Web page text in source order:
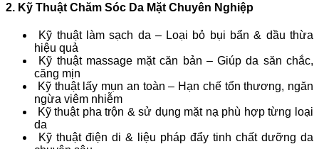
2. Kỹ Thuật Chăm Sóc Da Mặt Chuyên Nghiệp
Kỹ thuật làm sạch da – Loại bỏ bụi bẩn & dầu thừa
hiệu quả
Kỹ thuật massage mặt căn bản – Giúp da săn chắc,
căng mịn
Kỹ thuật lấy mụn an toàn – Hạn chế tổn thương, ngăn
ngừa viêm nhiễm
Kỹ thuật pha trộn & sử dụng mặt nạ phù hợp từng loại
da
Kỹ thuật điện di & liệu pháp đẩy tinh chất dưỡng da